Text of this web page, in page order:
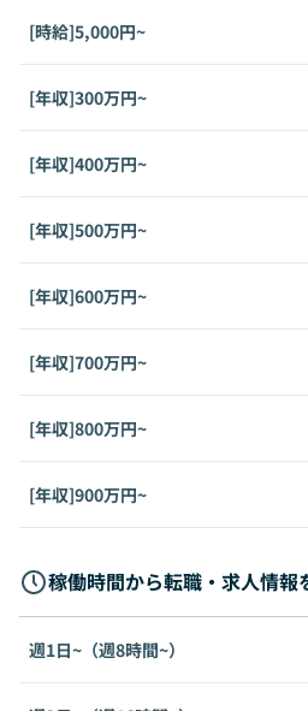
[時給]5,000円~
[年収]300万円~
[年収]400万円~
[年収]500万円~
[年収]600万円~
[年収]700万円~
[年収]800万円~
[年収]900万円~
稼働時間から転職・求人情報
週1日~（週8時間~）